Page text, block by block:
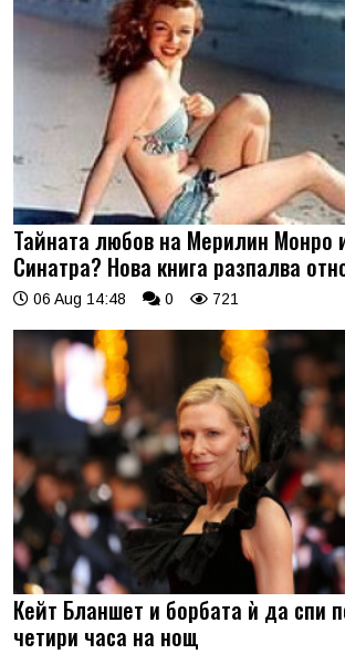
Тайната любов на Мерилин Монро
Синатра? Нова книга разпалва
06 Aug 14:48 0 721
Кейт Бланшет и борбата ѝ да спи
четири часа на нощ